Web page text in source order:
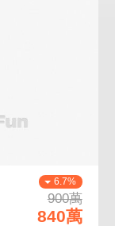
6.7%
900萬
840萬